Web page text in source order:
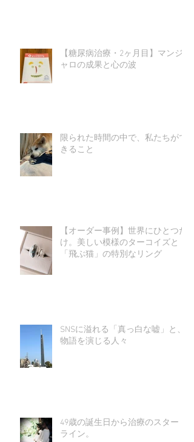
【糖尿病治療・2ヶ月目】マンジ
ャロの成果と心の波
限られた時間の中で、私たちがで
きること
【オーダー事例】世界にひとつだ
け。美しい模様のターコイズと
「飛ぶ猫」の特別なリング
SNSに溢れる「真っ白な嘘」と、
物語を演じる人々
49歳の誕生日から治療のスタート
ライン。